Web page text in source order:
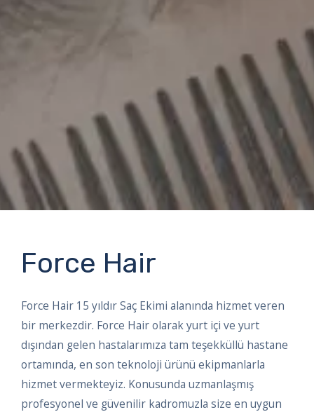
Force Hair
Force Hair 15 yıldır Saç Ekimi alanında hizmet veren
bir merkezdir. Force Hair olarak yurt içi ve yurt
dışından gelen hastalarımıza tam teşekküllü hastane
ortamında, en son teknoloji ürünü ekipmanlarla
hizmet vermekteyiz. Konusunda uzmanlaşmış
profesyonel ve güvenilir kadromuzla size en uygun